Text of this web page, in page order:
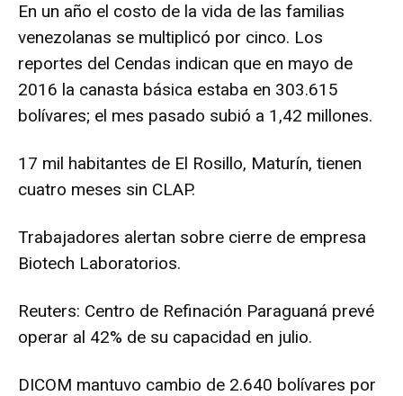
En un año el costo de la vida de las familias
venezolanas se multiplicó por cinco. Los
reportes del Cendas indican que en mayo de
2016 la canasta básica estaba en 303.615
bolívares; el mes pasado subió a 1,42 millones.
17 mil habitantes de El Rosillo, Maturín, tienen
cuatro meses sin CLAP.
Trabajadores alertan sobre cierre de empresa
Biotech Laboratorios.
Reuters: Centro de Refinación Paraguaná prevé
operar al 42% de su capacidad en julio.
DICOM mantuvo cambio de 2.640 bolívares por